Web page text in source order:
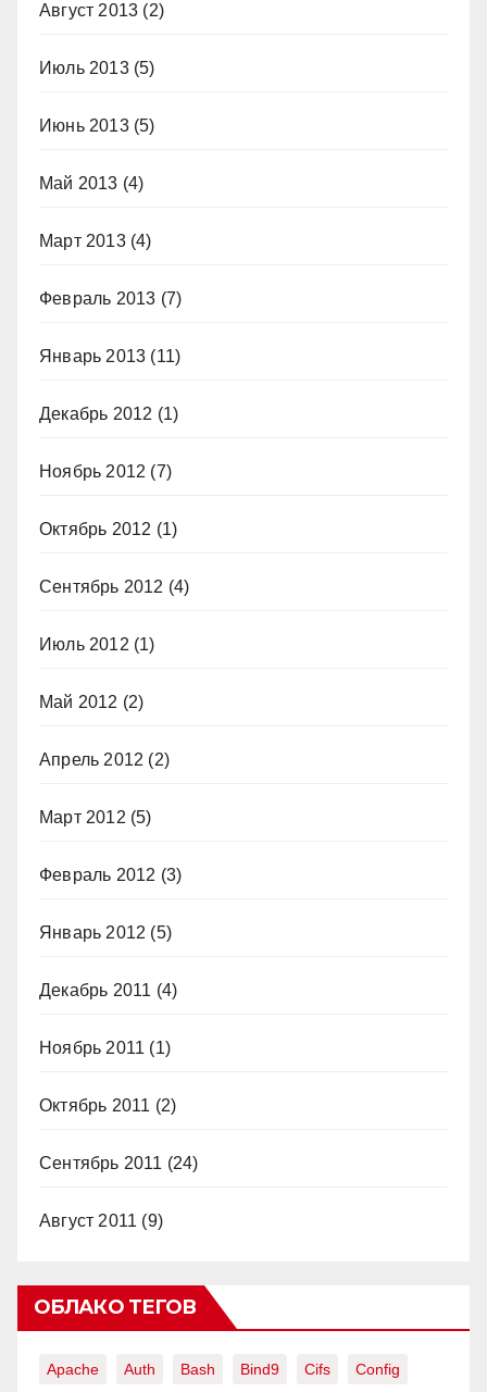
Август 2013 (2)
Июль 2013(5)
Июнь 2013(5)
Май 2013 (4)
Март 2013(4)
Февраль 2013 (7)
Январь 2013 (11)
Декабрь 2012 (1)
Ноябрь 2012 (7)
Октябрь 2012 (1)
Сентябрь 2012 (4)
Июль 2012 (1)
Май 2012 (2)
Апрель 2012 (2)
Март 2012 (5)
Февраль 2012 (3)
Январь 2012 (5)
Декабрь 2011 (4)
Ноябрь 2011 (1)
Октябрь 2011 (2)
Сентябрь 2011 (24)
Август 2011 (9)
ОБЛАКО ТЕГОВ
Apache Auth Bash Bind9 Cifs Config